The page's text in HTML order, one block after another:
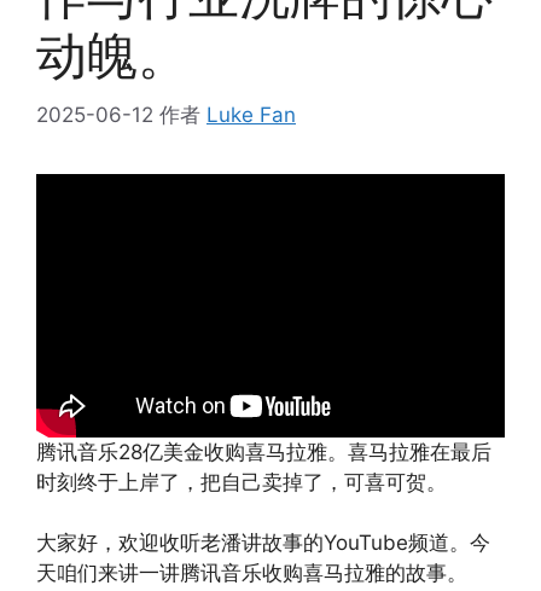
动魄。
2025-06-12 作者 Luke Fan
腾讯音乐28亿美金收购喜马拉雅。喜马拉雅在最后
时刻终于上岸了，把自己卖掉了，可喜可贺。
大家好，欢迎收听老潘讲故事的YouTube频道。今
天咱们来讲一讲腾讯音乐收购喜马拉雅的故事。